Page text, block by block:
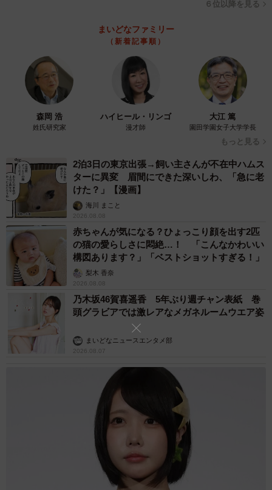
・上司にバレていなければこっそり修正。入力ミスが多い
する度に修正するように心がけています（40代男性）
【2位 謝罪する】
・次の会議や打ち合わせに遅れてしまったときに、遅れた
理由を述べて謝罪しています（30代男性）
・お客様にご迷惑を掛けたのであれば丁寧に謝罪をし、オ
ーダーミスであればスタッフにも謝罪をします（40代女
・素直に謝るしかありません。「次回からは注意します」
と伝えます（50代女性）
【3位 再発防止に努める】
・ミスしないためにはどうしたらいいか考える（20代女
性）
・ノートに反省点を書き出し、同じミスをしないようにす
る（30代男性）
・間違えた操作方法や設定をメモにし、自分用のマニュア
ルを作る（40代男性）
◇ ◇
なお、「あなたは仕事のミスが多いか」について聞いたと
ころ、「多い」「やや多い」と答えた人は27.4％。「ミス
はあまりしない」「ミスはほとんどしない」という人が多
６位以降を見る
まいどなファミリー
（新着記事順）
森岡 浩
姓氏研究家
ハイヒール・リンゴ
漫才師
大江 篤
園田学園女子大学学長
もっと見る
2泊3日の東京出張→飼い主さんが不在中ハムス
ターに異変 眉間にできた深いしわ、「急に老
けた？」【漫画】
海川 まこと
2026.08.08
赤ちゃんが気になる？ひょっこり顔を出す2匹
の猫の愛らしさに悶絶…！ 「こんなかわいい
構図あります？」「ベストショットすぎる！」
梨木 香奈
2026.08.08
乃木坂46賀喜遥香 5年ぶり週チャン表紙 巻
頭グラビアでは激レアなメガネルームウエア姿
まいどなニュースエンタメ部
2026.08.07